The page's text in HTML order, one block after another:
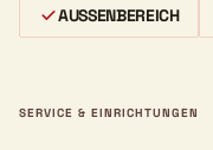
AUSSENBEREICH
SERVICE & EINRICHTUNGEN